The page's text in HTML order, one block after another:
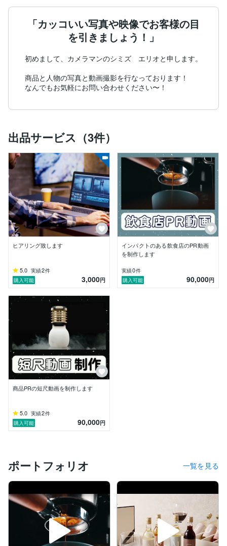
「カッコいい写真や映像でお客様の目
を引きましょう！」
初めまして、カメラマンのシミズ　エリオと申します。
商品と人物の写真と動画撮影を行なっております！
なんでもお気軽にお問い合わせください〜！
出品サービス（3件）
ヒアリング致します
5.0 実績2件
購入可能
3,000円
インパクトのある飲食店のPR動画
を制作します
実績0件
購入可能
90,000円
商品PRの短尺動画を制作します
5.0 実績2件
購入可能
90,000円
ポートフォリオ 一覧を見る